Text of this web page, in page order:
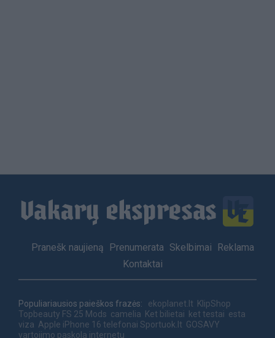
Footer
Pranešk naujieną Prenumerata Skelbimai
Reklama
Kontaktai
Populiariausios paieškos frazės: ekoplanet.lt KlipShop
Topbeauty FS 25 Mods camelia Ket bilietai ket testai esta
viza Apple iPhone 16 telefonai Sportuok.lt GOSAVY
vartojimo paskola internetu